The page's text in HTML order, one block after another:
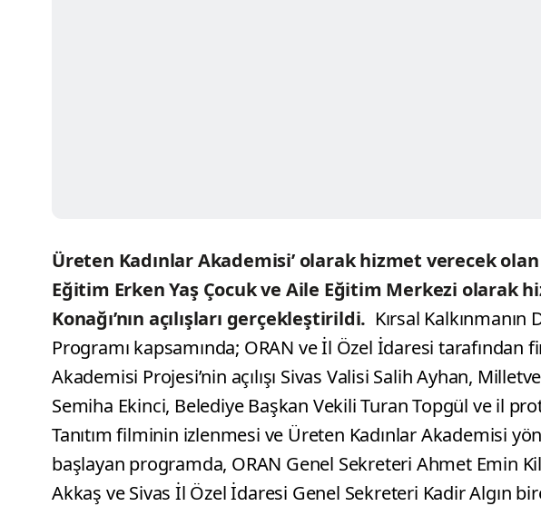
Üreten Kadınlar Akademisi’ olarak hizmet verecek
Eğitim Erken Yaş Çocuk ve Aile Eğitim Merkezi olarak
Konağı’nın açılışları gerçekleştirildi. Kırsal
Programı kapsamında; ORAN ve İl Özel İdaresi tarafından
Akademisi Projesi’nin açılışı Sivas Valisi Salih Ayhan,
Semiha Ekinci, Belediye Başkan Vekili Turan Topgül ve il
Tanıtım filminin izlenmesi ve Üreten Kadınlar Akademisi
başlayan programda, ORAN Genel Sekreteri Ahmet Emin
Akkaş ve Sivas İl Özel İdaresi Genel Sekreteri Kadir Algın